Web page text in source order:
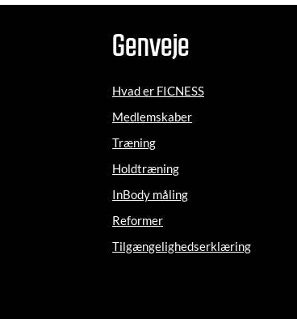
Genveje
Hvad er FICNESS
Medlemskaber
Træning
Holdtræning
InBody måling
Reformer
Tilgængelighedserklæring